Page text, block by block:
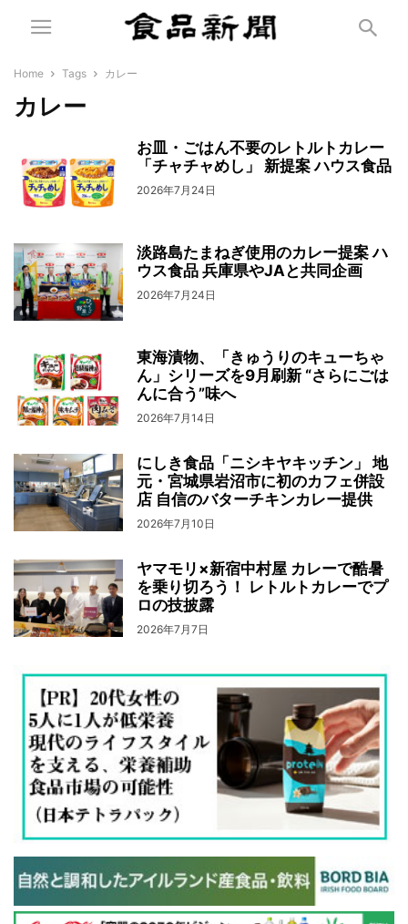
Home Tags カレー
カレー
お皿・ごはん不要のレトルトカレー
「チャチャめし」 新提案 ハウス食品
2026年7月24日
淡路島たまねぎ使用のカレー提案 ハ
ウス食品 兵庫県やJAと共同企画
2026年7月24日
東海漬物、「きゅうりのキューちゃ
ん」シリーズを9月刷新 “さらにごは
んに合う”味へ
2026年7月14日
にしき食品「ニシキヤキッチン」 地
元・宮城県岩沼市に初のカフェ併設
店 自信のバターチキンカレー提供
2026年7月10日
ヤマモリ×新宿中村屋 カレーで酷暑
を乗り切ろう！ レトルトカレーでプ
ロの技披露
2026年7月7日